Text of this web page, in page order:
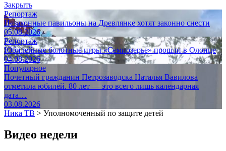
Закрыть
Репортаж
Незаконные павильоны на Древлянке хотят законно снести
05.08.2026
Репортаж
Юбилейные болотные игры «Семиозерье» прошли в Олонце
04.08.2026
Популярное
Почетный гражданин Петрозаводска Наталья Вавилова
отметила юбилей. 80 лет — это всего лишь календарная
дата…
03.08.2026
Ника ТВ > Уполномоченный по защите детей
Видео недели